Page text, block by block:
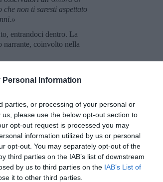
Personal Information
parties, or processing of your personal or
please use the below opt-out section to
opt-out request is processed you may
information utilized by us or personal
opt-out. You may separately opt-out of the
third parties on the IAB’s list of downstream
by us to third parties on the IAB’s List of
it to other third parties.
non ti saresti aspettato
entrandoci dentro. La
narrante, coinvolto nella
una terza signora,
spiaggia, al mattino
di un uso oculato
di tulipani.
della loro
alla digitazione
e tre. È stata la signora
parole ed a metterle